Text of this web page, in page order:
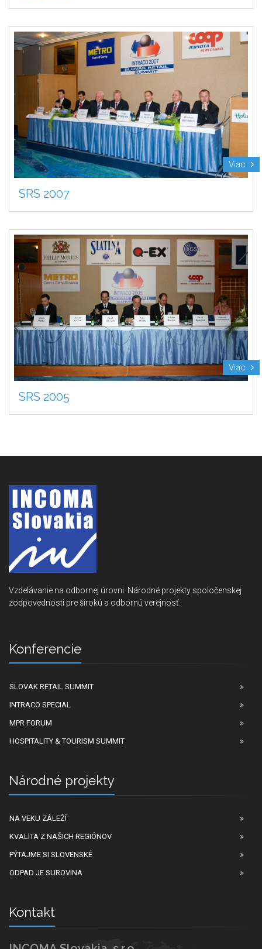
Viac
SRS 2007
Viac
SRS 2005
Vzdelávanie na odbornej úrovni. Národné projekty spoločenskej
zodpovednosti pre širokú a odbornú verejnosť.
Konferencie
SLOVAK RETAIL SUMMIT
INTRACO SPECIAL
MPR FORUM
HOSPITALITY & TOURISM SUMMIT
Národné projekty
NA VEKU ZÁLEŽÍ
KVALITA Z NAŠICH REGIÓNOV
PÝTAJME SI SLOVENSKÉ
ODPAD JE SUROVINA
Kontakt